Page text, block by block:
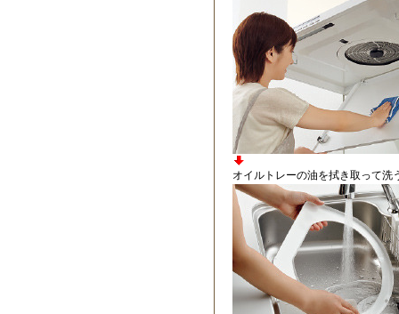
オイルトレーの油を拭き取って洗